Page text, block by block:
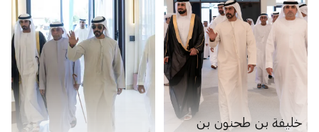
خليفة بن طحنون بن